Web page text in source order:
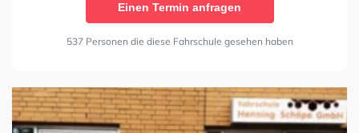
Einen Termin anfragen
537 Personen die diese Fahrschule gesehen haben